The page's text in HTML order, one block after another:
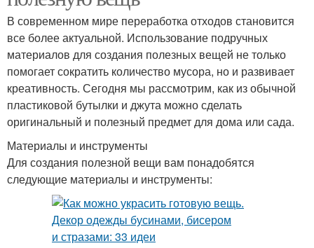
В современном мире переработка отходов становится
все более актуальной. Использование подручных
материалов для создания полезных вещей не только
помогает сократить количество мусора, но и развивает
креативность. Сегодня мы рассмотрим, как из обычной
пластиковой бутылки и джута можно сделать
оригинальный и полезный предмет для дома или сада.
Материалы и инструменты
Для создания полезной вещи вам понадобятся
следующие материалы и инструменты: